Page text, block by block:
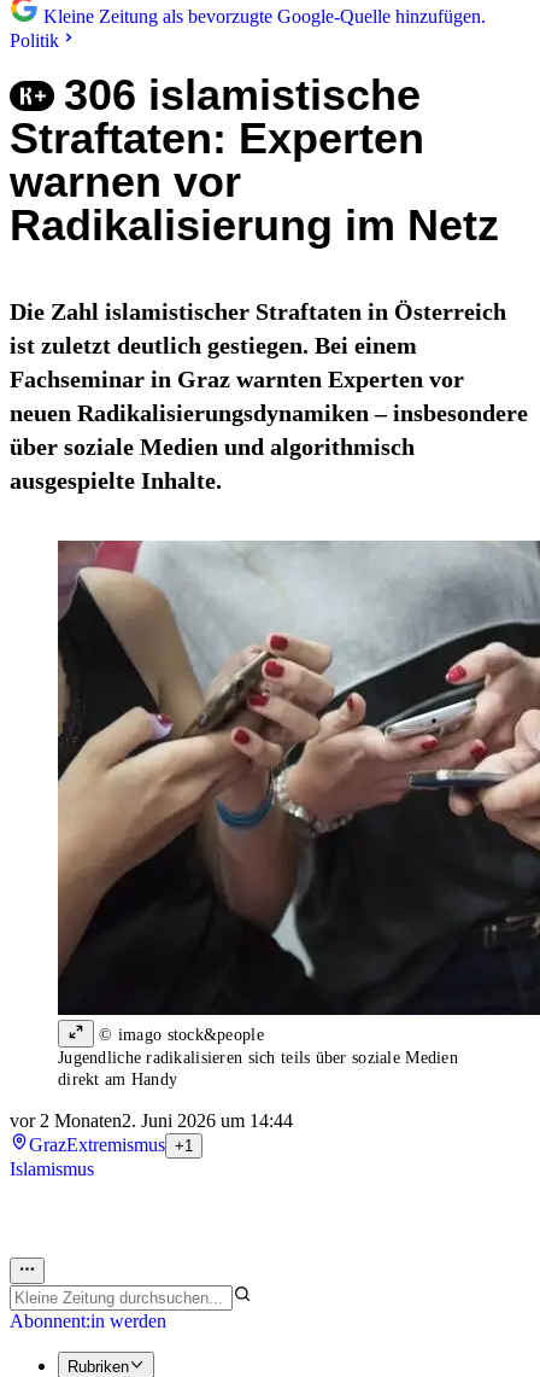
Kleine Zeitung als bevorzugte Google-Quelle hinzufügen.
Politik
306 islamistische
Straftaten: Experten
warnen vor
Radikalisierung im Netz
Die Zahl islamistischer Straftaten in Österreich
ist zuletzt deutlich gestiegen. Bei einem
Fachseminar in Graz warnten Experten vor
neuen Radikalisierungsdynamiken – insbesondere
über soziale Medien und algorithmisch
ausgespielte Inhalte.
© imago stock&people
Jugendliche radikalisieren sich teils über soziale Medien
direkt am Handy
vor 2 Monaten2. Juni 2026 um 14:44
GrazExtremismus +1
Islamismus
Abonnent:in werden
Rubriken